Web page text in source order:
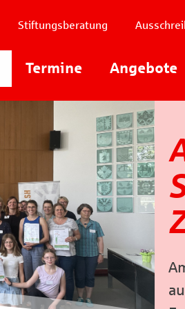
Termine Angebote
Stiftungsberatung